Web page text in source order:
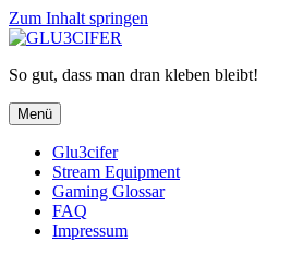
Zum Inhalt springen
So gut, dass man dran kleben bleibt!
Menü
Glu3cifer
Stream Equipment
Gaming Glossar
FAQ
Impressum